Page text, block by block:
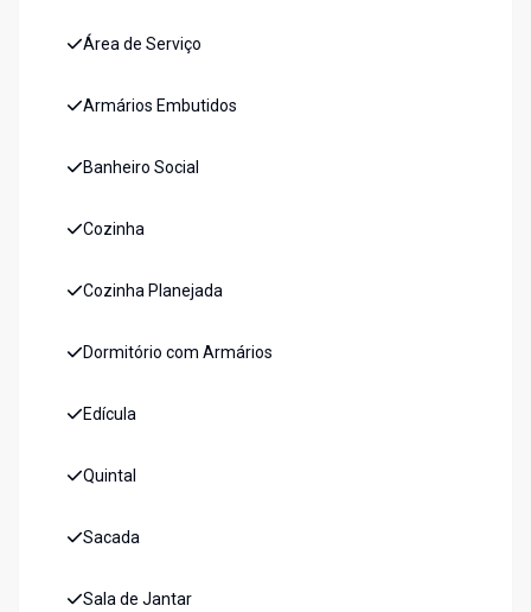
Área de Serviço
Armários Embutidos
Banheiro Social
Cozinha
Cozinha Planejada
Dormitório com Armários
Edícula
Quintal
Sacada
Sala de Jantar